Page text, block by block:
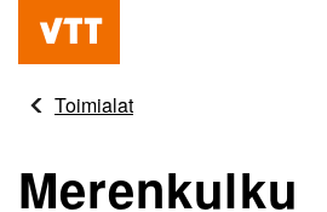
Hyppää
pääsisältöön
Beyond
obvious
Toimialat
Merenkulku